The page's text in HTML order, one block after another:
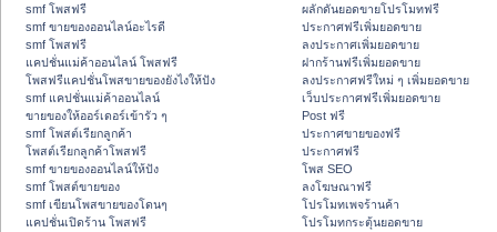
smf โพสฟรี
smf ขายของออนไลน์อะไรดี
smf โพสฟรี
แคปชั่นแม่ค้าออนไลน์ โพสฟรี
โพสฟรีแคปชั่นโพสขายของยังไงให้ปัง
smf แคปชั่นแม่ค้าออนไลน์
ขายของให้ออร์เดอร์เข้ารัว ๆ
smf โพสต์เรียกลูกค้า
โพสต์เรียกลูกค้าโพสฟรี
smf ขายของออนไลน์ให้ปัง
smf โพสต์ขายของ
smf เขียนโพสขายของโดนๆ
แคปชั่นเปิดร้าน โพสฟรี
ผลักดันยอดขายโปรโมทฟรี
ประกาศฟรีเพิ่มยอดขาย
ลงประกาศเพิ่มยอดขาย
ฝากร้านฟรีเพิ่มยอดขาย
ลงประกาศฟรีใหม่ ๆ เพิ่มยอดขาย
เว็บประกาศฟรีเพิ่มยอดขาย
Post ฟรี
ประกาศขายของฟรี
ประกาศฟรี
โพส SEO
ลงโฆษณาฟรี
โปรโมทเพจร้านค้า
โปรโมทกระตุ้นยอดขาย